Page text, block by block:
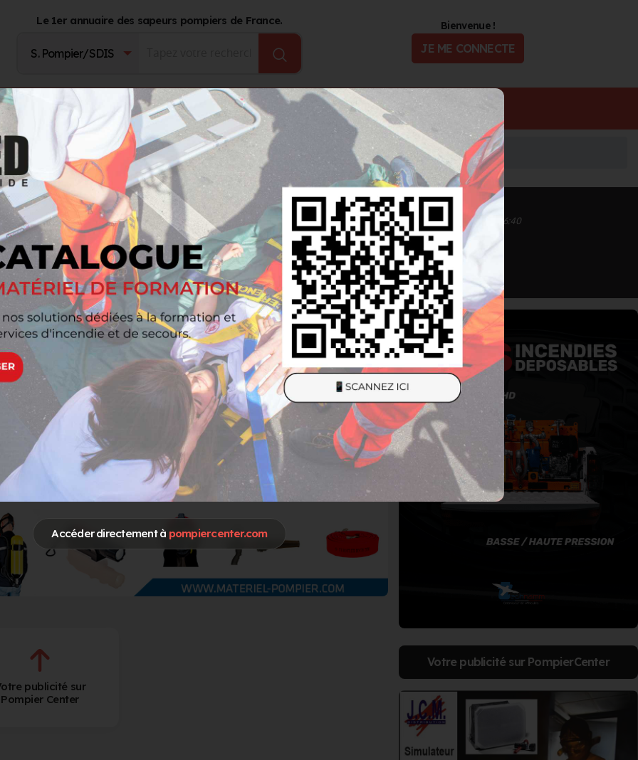
Accéder directement à pompiercenter.com
Le 1er annuaire des sapeurs pompiers de France. Bienvenue !
JE ME CONNECTE
Catalogue Produits Journal d'actualité Offres d'Emploi
Inscrit depuis le 26/10/2021 à 16:40
Informations mises à jour le 26/10/2021 à 16:40
publicité sur
Pompier Center
Votre publicité sur PompierCenter